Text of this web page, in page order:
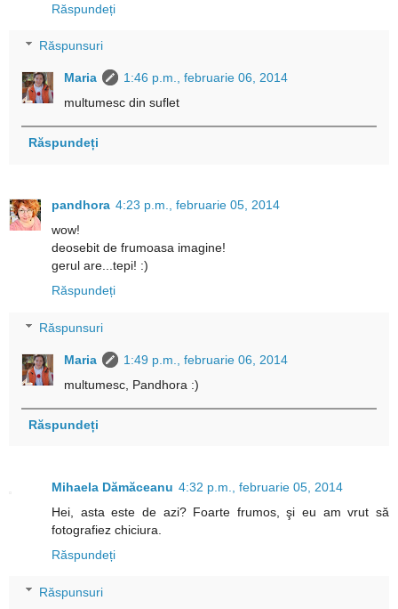
Răspundeți
Răspunsuri
Maria
1:46 p.m., februarie 06, 2014
multumesc din suflet
Răspundeți
pandhora 4:23 p.m., februarie 05, 2014
wow!
deosebit de frumoasa imagine!
gerul are...tepi! :)
Răspundeți
Răspunsuri
Maria
1:49 p.m., februarie 06, 2014
multumesc, Pandhora :)
Răspundeți
Mihaela Dămăceanu 4:32 p.m., februarie 05, 2014
Hei, asta este de azi? Foarte frumos, şi eu am vrut să
fotografiez chiciura.
Răspundeți
Răspunsuri